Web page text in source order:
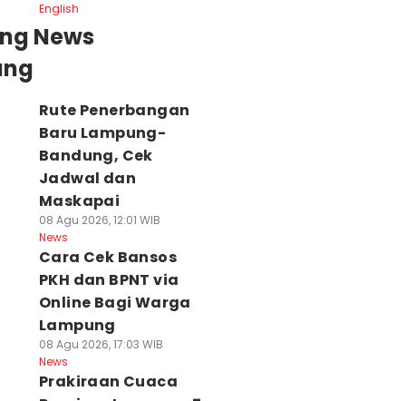
English
News
Rute Penerbangan
Baru Lampung-
Bandung, Cek
Jadwal dan
Maskapai
08 Agu 2026, 12:01 WIB
News
Cara Cek Bansos
PKH dan BPNT via
Online Bagi Warga
Lampung
08 Agu 2026, 17:03 WIB
News
Prakiraan Cuaca